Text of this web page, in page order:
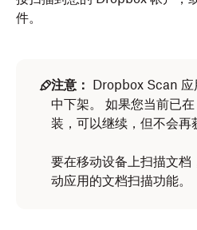
件。
注意： Dropbox Scan
中下架。 如果您当前已
装，可以继续，但不会再
要在移动设备上扫描文
动应用的文档扫描功能。